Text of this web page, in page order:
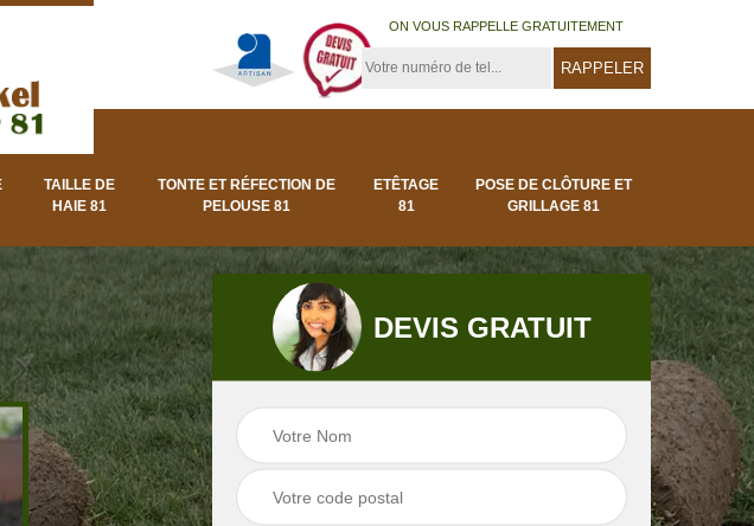
ON VOUS RAPPELLE GRATUITEMENT
TAILLE DE
HAIE 81
TONTE ET RÉFECTION DE
PELOUSE 81
ETÊTAGE
81
POSE DE CLÔTURE ET
GRILLAGE 81
Paysagiste 81
Pose de clôture et
grillage 81
Pose de gazon en
rouleau 81 Tarn
DEVIS GRATUIT